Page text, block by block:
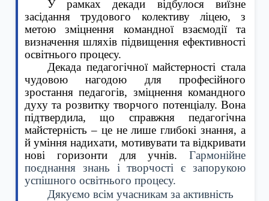
У рамках декади відбулося виїзне
засідання трудового колективу ліцею, з
метою зміцнення командної взаємодії та
визначення шляхів підвищення ефективності
освітнього процесу.
Декада педагогічної майстерності стала
чудовою нагодою для професійного
зростання педагогів, зміцнення командного
духу та розвитку творчого потенціалу. Вона
підтвердила, що справжня педагогічна
майстерність – це не лише глибокі знання, а
й уміння надихати, мотивувати та відкривати
нові горизонти для учнів. Гармонійне
поєднання знань і творчості є запорукою
успішного освітнього процесу.
Дякуємо всім учасникам за активність